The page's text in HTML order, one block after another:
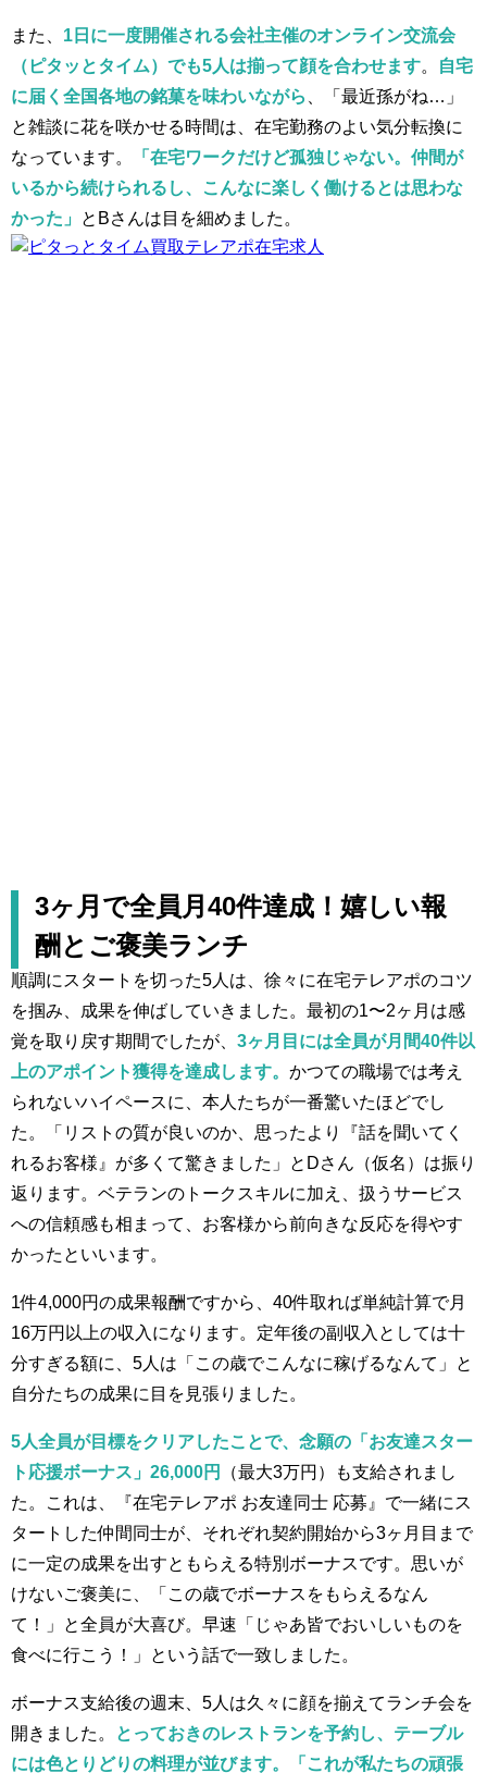
また、 1日に一度開催される会社主催のオンライン交流会
（ピタッとタイム）でも5人は揃って顔を合わせます。
自宅
に届く全国各地の銘菓を味わいながら
、「最近孫がね…」
と雑談に花を咲かせる時間は、在宅勤務のよい気分転換に
なっています。
「在宅ワークだけど孤独じゃない。仲間が
いるから続けられるし、こんなに楽しく働けるとは思わな
かった」 とBさんは目を細めました。
3ヶ月で全員月40件達成！嬉しい報
酬とご褒美ランチ
順調にスタートを切った5人は、徐々に在宅テレアポのコツ
を掴み、成果を伸ばしていきました。最初の1〜2ヶ月は感
覚を取り戻す期間でしたが、 3ヶ月目には全員が月間40件以
上のアポイント獲得を達成します。 かつての職場では考え
られないハイペースに、本人たちが一番驚いたほどでし
た。「リストの質が良いのか、思ったより『話を聞いてく
れるお客様』が多くて驚きました」とDさん（仮名）は振り
返ります。ベテランのトークスキルに加え、扱うサービス
への信頼感も相まって、お客様から前向きな反応を得やす
かったといいます。
1件4,000円の成果報酬ですから、40件取れば単純計算で月
16万円以上の収入になります。定年後の副収入としては十
分すぎる額に、5人は「この歳でこんなに稼げるなんて」と
自分たちの成果に目を見張りました。
5人全員が目標をクリアしたことで、念願の「お友達スター
ト応援ボーナス」26,000円
（最大3万円）も支給されまし
た。これは、『在宅テレアポ お友達同士 応募』で一緒にス
タートした仲間同士が、それぞれ契約開始から3ヶ月目まで
に一定の成果を出すともらえる特別ボーナスです。思いが
けないご褒美に、「この歳でボーナスをもらえるなん
て！」と全員が大喜び。早速「じゃあ皆でおいしいものを
食べに行こう！」という話で一致しました。
ボーナス支給後の週末、5人は久々に顔を揃えてランチ会を
開きました。
とっておきのレストランを予約し、テーブル
には色とりどりの料理が並びます。「これが私たちの頑張